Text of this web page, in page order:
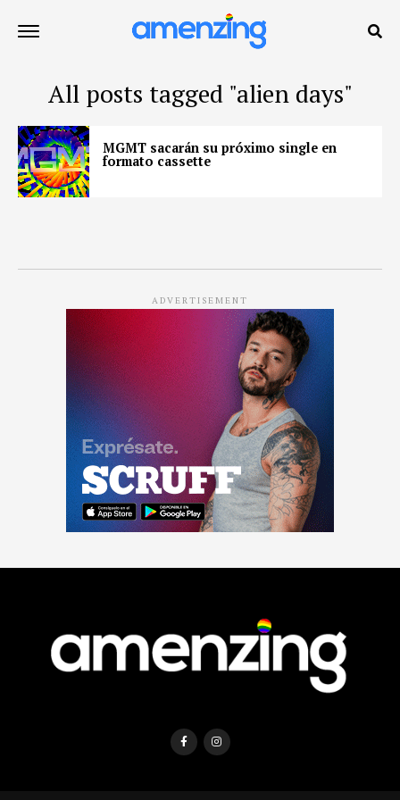
All posts tagged "alien days"
MGMT sacarán su próximo single en
formato cassette
ADVERTISEMENT